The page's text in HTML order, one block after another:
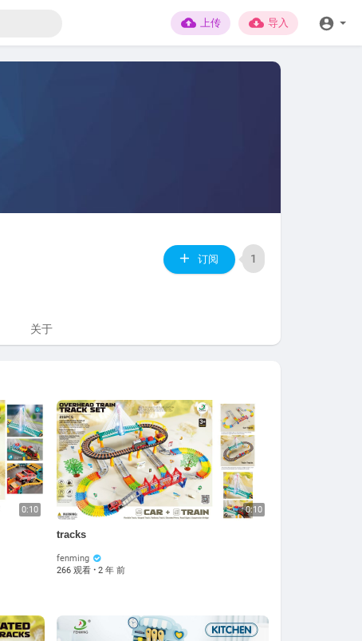
上传 导入
订阅 1
关于
0:10 0:10
tracks
fenming
266 观看 · 2 年 前